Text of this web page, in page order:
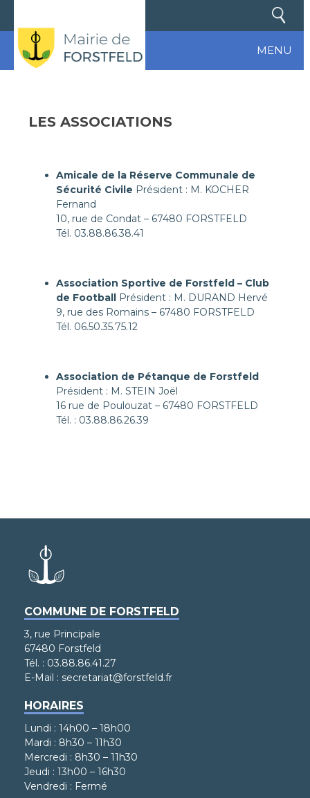
MENU
LES ASSOCIATIONS
Amicale de la Réserve Communale de
Sécurité Civile Président : M. KOCHER
Fernand
10, rue de Condat – 67480 FORSTFELD
Tél. 03.88.86.38.41
Association Sportive de Forstfeld – Club
de Football Président : M. DURAND Hervé
9, rue des Romains – 67480 FORSTFELD
Tél. 06.50.35.75.12
Association de Pétanque de Forstfeld
Président : M. STEIN Joël
16 rue de Poulouzat – 67480 FORSTFELD
Tél. : 03.88.86.26.39
COMMUNE DE FORSTFELD
3, rue Principale
67480 Forstfeld
Tél. : 03.88.86.41.27
E-Mail : secretariat@forstfeld.fr
HORAIRES
Lundi : 14h00 – 18h00
Mardi : 8h30 – 11h30
Mercredi : 8h30 – 11h30
Jeudi : 13h00 – 16h30
Vendredi : Fermé